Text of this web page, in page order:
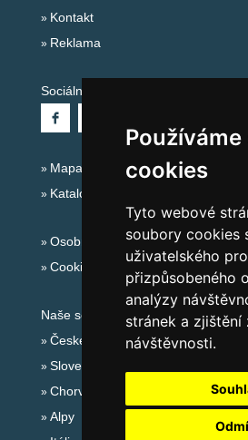
cookies
Tyto webové
soubory cookies
uživatelského
přizpůsobeného
analýzy
stránek a zjištění
návštěvnosti.
Kontakt
Reklama
Sociální sítě:
Mapa serveru Alpy - Francie
Katalog ubytování
Osobní údaje
Cookies
Naše servery:
České hory
Slovenské hory
Chorvatsko
Alpy